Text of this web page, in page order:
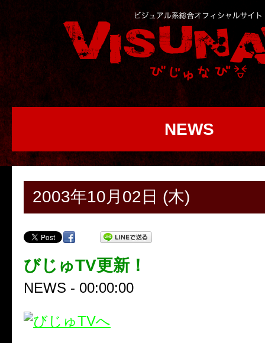
NEWS
2003年10月02日 (木)
びじゅTV更新！
NEWS - 00:00:00